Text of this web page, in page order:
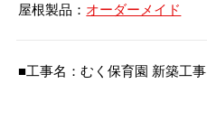
屋根製品： オーダーメイド
■工事名：むく保育園 新築工事